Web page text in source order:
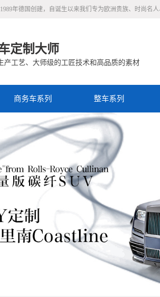
年德国创建，自诞生以来我们专为欧洲贵族、时尚名
定制大师
产工艺、大师级的工匠技术和高品质的素材
商务车系列 整车系列